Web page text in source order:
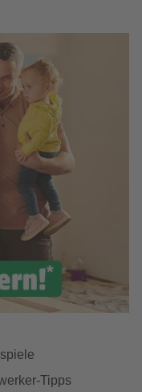
Tipps